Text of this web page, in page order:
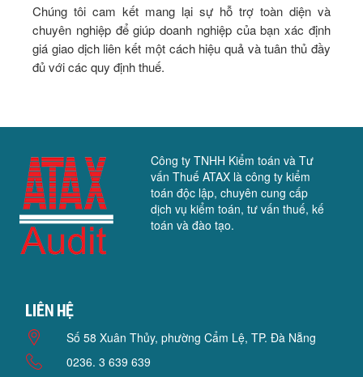
Chúng tôi cam kết mang lại sự hỗ trợ toàn diện và
chuyên nghiệp để giúp doanh nghiệp của bạn xác định
giá giao dịch liên kết một cách hiệu quả và tuân thủ đầy
đủ với các quy định thuế.
Công ty TNHH Kiểm toán và Tư
vấn Thuế ATAX là công ty kiểm
toán độc lập, chuyên cung cấp
dịch vụ kiểm toán, tư vấn thuế, kế
toán và đào tạo.
Liên hệ
Số 58 Xuân Thủy, phường Cẩm Lệ, TP. Đà Nẵng
0236. 3 639 639